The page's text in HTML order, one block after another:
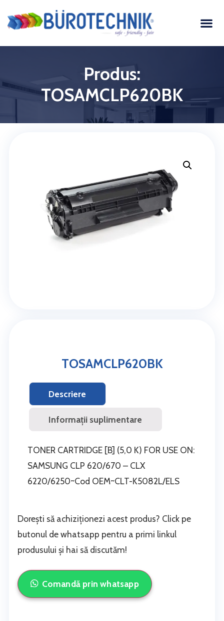
Produs:
TOSAMCLP620BK
TOSAMCLP620BK
Descriere
Informații suplimentare
TONER CARTRIDGE [B] (5,0 K) FOR USE ON:
SAMSUNG CLP 620/670 – CLX
6220/6250~Cod OEM~CLT-K5082L/ELS
Dorești să achiziționezi acest produs? Click pe
butonul de whatsapp pentru a primi linkul
produsului și hai să discutăm!
Comandă prin whatsapp